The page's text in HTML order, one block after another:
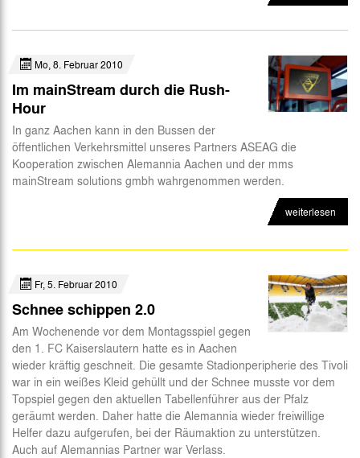
Mo, 8. Februar 2010
Im mainStream durch die Rush-
Hour
In ganz Aachen kann in den Bussen der
öffentlichen Verkehrsmittel unseres Partners ASEAG die
Kooperation zwischen Alemannia Aachen und der mms
mainStream solutions gmbh wahrgenommen werden.
weiterlesen
Fr, 5. Februar 2010
Schnee schippen 2.0
Am Wochenende vor dem Montagsspiel gegen
den 1. FC Kaiserslautern hatte es in Aachen
wieder kräftig geschneit. Die gesamte Stadionperipherie des Tivoli
war in ein weißes Kleid gehüllt und der Schnee musste vor dem
Topspiel gegen den aktuellen Tabellenführer aus der Pfalz
geräumt werden. Daher hatte die Alemannia wieder freiwillige
Helfer dazu aufgerufen, bei der Räumaktion zu unterstützen.
Auch auf Alemannias Partner war Verlass.